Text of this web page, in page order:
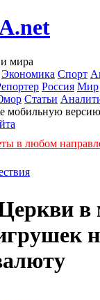
мира
Экономика Спорт
Россия Мир
Статьи
мобильную версию
в любом
в